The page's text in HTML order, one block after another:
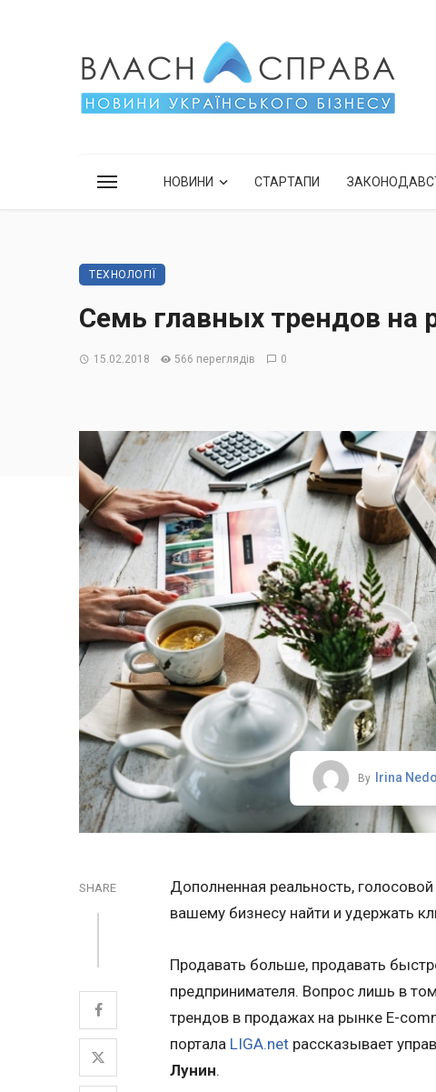
НОВИНИ СТАРТАПИ
ТЕХНОЛОГІЇ
Семь главных трендов на
15.02.2018 566 переглядів 0
By Irina
SHARE
Дополненная реальность,
вашему бизнесу найти и удержать
Продавать больше, продавать
предпринимателя. Вопрос лишь в
трендов в продажах на рынке E-
портала LIGA.net рассказывает
Лунин.